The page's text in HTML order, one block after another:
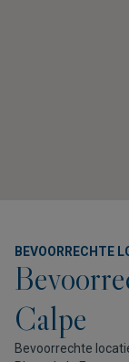
BEVOORRECHTE
Calpe
Bevoorrechte